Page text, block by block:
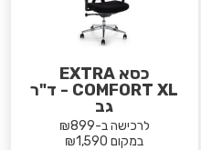
כסא EXTRA
COMFORT XL - ד"ר
גב
לרכישה ב-₪899
במקום ₪1,590